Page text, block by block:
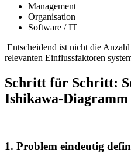
Management
Organisation
Software / IT
Entscheidend ist nicht die
relevanten Einflussfaktoren
Schritt für Schritt:
Ishikawa-Diagramm
1. Problem eindeutig